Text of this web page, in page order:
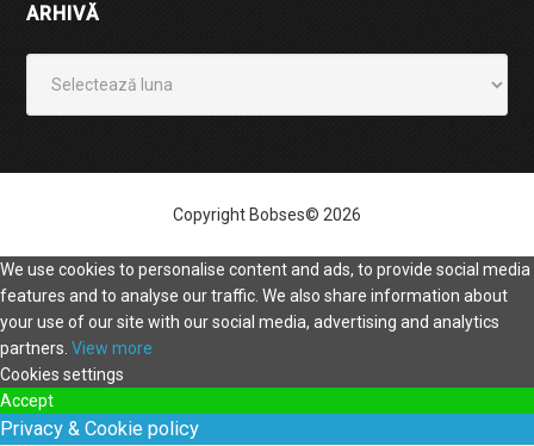
ARHIVĂ
Copyright Bobses© 2026
We use cookies to personalise content and ads, to provide social media
features and to analyse our traffic. We also share information about
your use of our site with our social media, advertising and analytics
partners. View more
Cookies settings
Accept
Privacy & Cookie policy